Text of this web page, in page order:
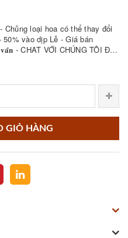
loại hoa có thể thay đổi
vào dịp Lễ - Giá bán
𝐯𝐚̂́𝐧 - CHAT VỚI CHÚNG TÔI ĐỂ
GIỎ HÀNG